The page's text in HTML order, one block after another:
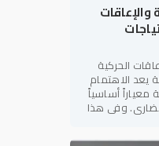
والإعاقات
الحركية
يعد الاهتمام
معياراً أساسياً
وفي هذا